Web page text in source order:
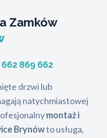
Zamków
662 869 662
drzwi lub
natychmiastowej
montaż i
Brynówto usługa,